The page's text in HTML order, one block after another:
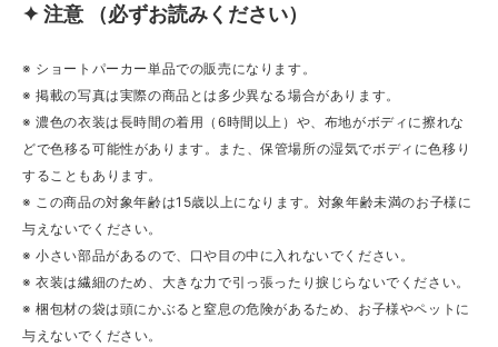
✦ 注意 （必ずお読みください）
※ ショートパーカー単品での販売になります。
※ 掲載の写真は実際の商品とは多少異なる場合があります。
※ 濃色の衣装は長時間の着用（6時間以上）や、布地がボディに擦れな
どで色移る可能性があります。また、保管場所の湿気でボディに色移り
することもあります。
※ この商品の対象年齢は15歳以上になります。対象年齢未満のお子様に
与えないでください。
※ 小さい部品があるので、口や目の中に入れないでください。
※ 衣装は繊細のため、大きな力で引っ張ったり捩じらないでください。
※ 梱包材の袋は頭にかぶると窒息の危険があるため、お子様やペットに
与えないでください。